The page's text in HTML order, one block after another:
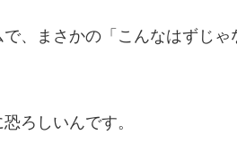
、まさかの「こんなはずじ
ろしいんです。